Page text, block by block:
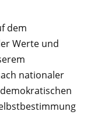
dem
Werte und
nationaler